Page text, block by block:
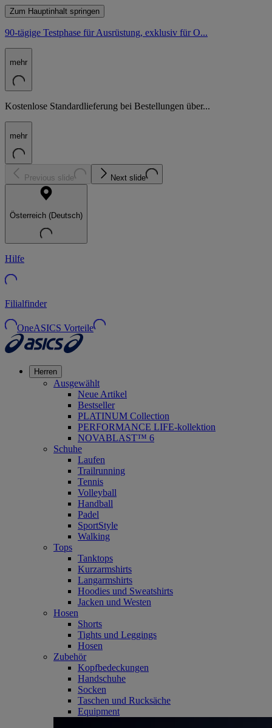
Zum Hauptinhalt springen
90-tägige Testphase für Ausrüstung, exklusiv für O...
mehr
Kostenlose Standardlieferung bei Bestellungen über...
mehr
Previous slide Next slide
Österreich (Deutsch)
Hilfe
Filialfinder
OneASICS Vorteile
Herren
Ausgewählt
Neue Artikel
Bestseller
PLATINUM Collection
PERFORMANCE LIFE-kollektion
NOVABLAST™ 6
Schuhe
Laufen
Trailrunning
Tennis
Volleyball
Handball
Padel
SportStyle
Walking
Tops
Tanktops
Kurzarmshirts
Langarmshirts
Hoodies und Sweatshirts
Jacken und Westen
Hosen
Shorts
Tights und Leggings
Hosen
Zubehör
Kopfbedeckungen
Handschuhe
Socken
Taschen und Rucksäche
Equipment